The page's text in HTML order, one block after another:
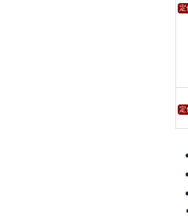
定
定